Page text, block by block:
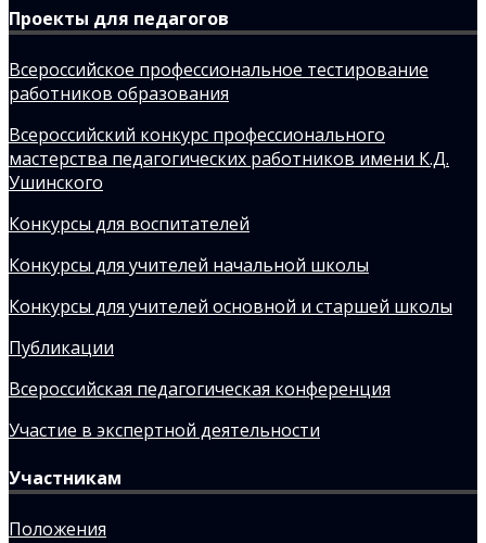
Проекты для педагогов
Всероссийское профессиональное тестирование
работников образования
Всероссийский конкурс профессионального
мастерства педагогических работников имени К.Д.
Ушинского
Конкурсы для воспитателей
Конкурсы для учителей начальной школы
Конкурсы для учителей основной и старшей школы
Публикации
Всероссийская педагогическая конференция
Участие в экспертной деятельности
Участникам
Положения